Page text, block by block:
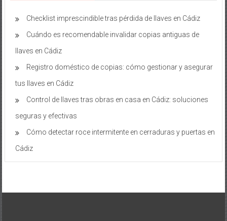
Checklist imprescindible tras pérdida de llaves en Cádiz
Cuándo es recomendable invalidar copias antiguas de
llaves en Cádiz
Registro doméstico de copias: cómo gestionar y asegurar
tus llaves en Cádiz
Control de llaves tras obras en casa en Cádiz: soluciones
seguras y efectivas
Cómo detectar roce intermitente en cerraduras y puertas en
Cádiz